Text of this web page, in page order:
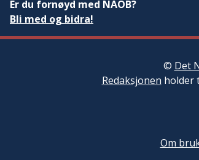
Er du fornøyd med NAOB?
Bli med og bidra!
© Det
Redaksjonen holder
Om